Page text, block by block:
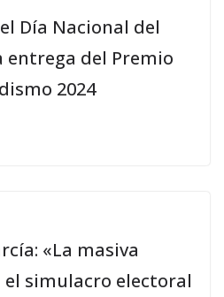
Día Nacional del
entrega del Premio
2024
«La masiva
simulacro electoral